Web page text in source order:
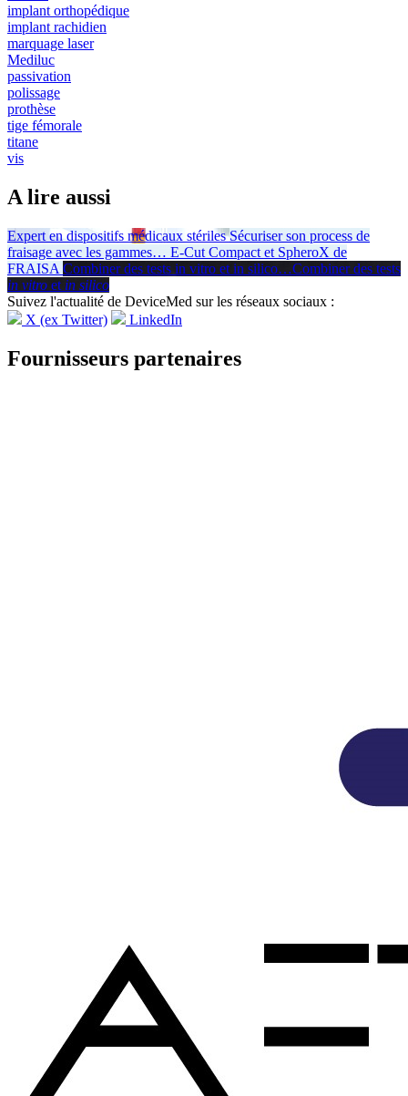
implant orthopédique
implant rachidien
marquage laser
Mediluc
passivation
polissage
prothèse
tige fémorale
titane
vis
A lire aussi
Expert en dispositifs médicaux stériles Sécuriser son process de
fraisage avec les gammes… E-Cut Compact et SpheroX de
FRAISA Combiner des tests in vitro et in silico…Combiner des tests
in vitro et in silico
Suivez l'actualité de DeviceMed sur les réseaux sociaux :
X (ex Twitter)
LinkedIn
Fournisseurs partenaires